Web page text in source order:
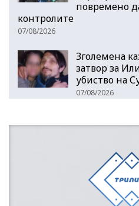
повремено
контролите
07/08/2026
Зголемена
затвор за
убиство на
07/08/2026